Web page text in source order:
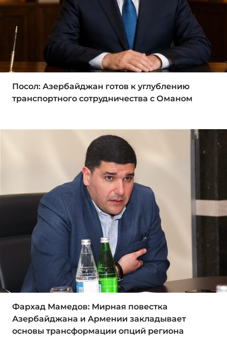
Посол: Азербайджан готов к углублению
транспортного сотрудничества с Оманом
Фархад Мамедов: Мирная повестка
Азербайджана и Армении закладывает
основы трансформации опций региона